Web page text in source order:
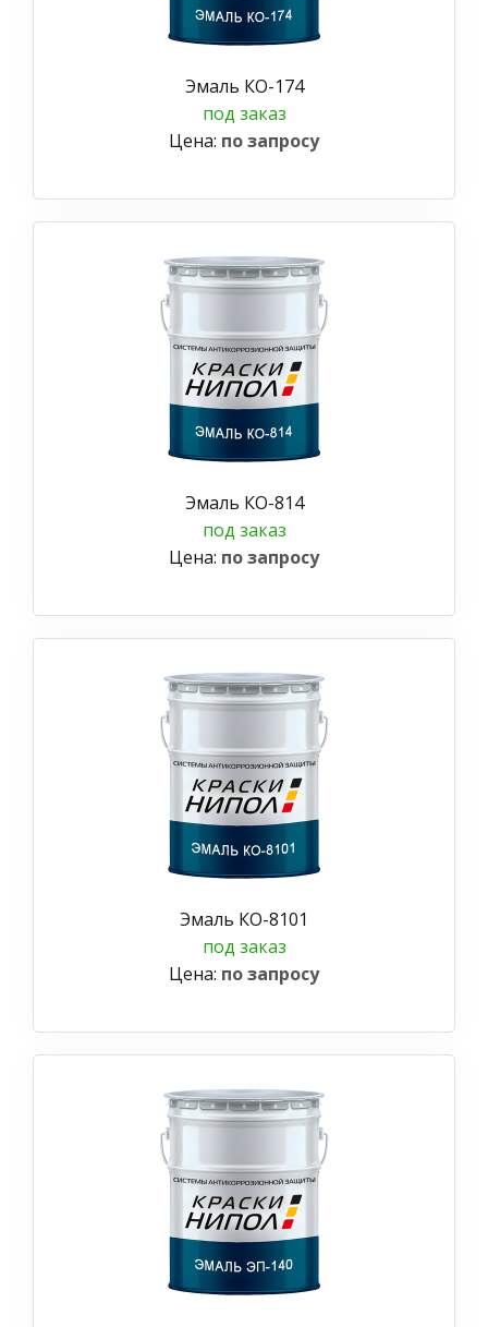
Эмаль КО-174
под заказ
Цена: по запросу
Эмаль КО-814
под заказ
Цена: по запросу
Эмаль КО-8101
под заказ
Цена: по запросу